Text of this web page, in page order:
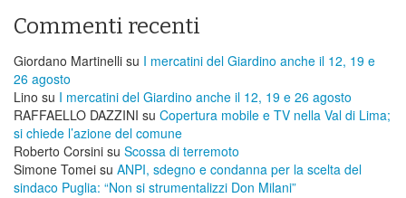
Commenti recenti
Giordano Martinelli su I mercatini del Giardino anche il 12, 19 e
26 agosto
Lino su I mercatini del Giardino anche il 12, 19 e 26 agosto
RAFFAELLO DAZZINI su ​Copertura mobile e TV nella Val di Lima;
si chiede l’azione del comune
Roberto Corsini su Scossa di terremoto
Simone Tomei su ANPI, sdegno e condanna per la scelta del
sindaco Puglia: “Non si strumentalizzi Don Milani”